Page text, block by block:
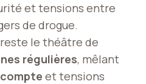
et tensions entre
de drogue.
reste le théâtre de
régulières, mêlant
et tensions